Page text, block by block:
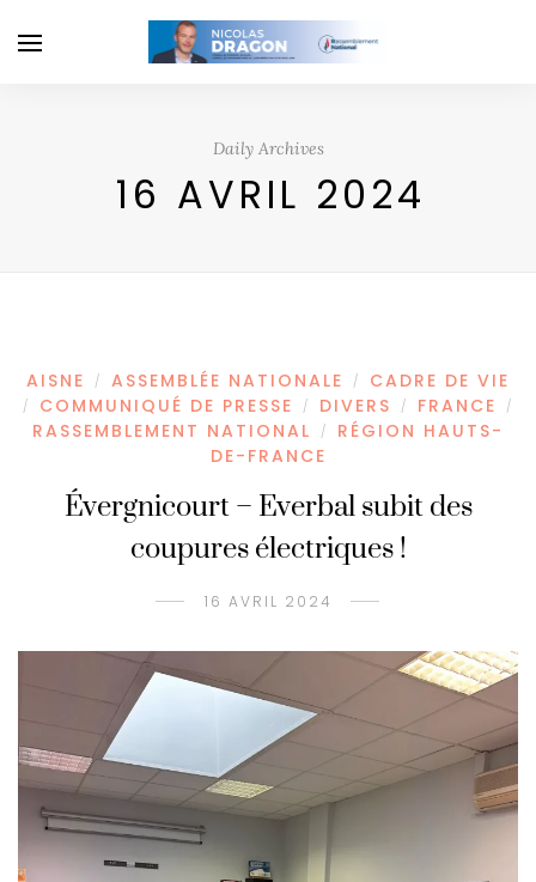
Daily Archives
16 AVRIL 2024
AISNE / ASSEMBLÉE NATIONALE / CADRE DE VIE
/ COMMUNIQUÉ DE PRESSE / DIVERS / FRANCE /
RASSEMBLEMENT NATIONAL /
RÉGION HAUTS-
DE-FRANCE
Évergnicourt – Everbal subit des
coupures électriques !
16 AVRIL 2024